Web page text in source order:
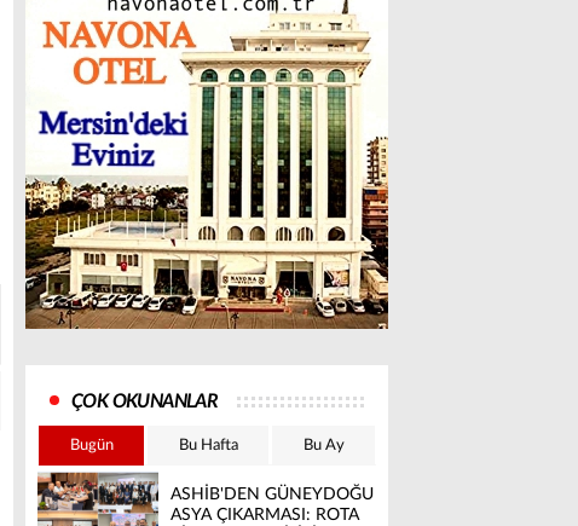
ÇOK OKUNANLAR
Bugün Bu Hafta Bu Ay
ASHİB'DEN GÜNEYDOĞU
ASYA ÇIKARMASI: ROTA